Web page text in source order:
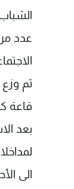
عدد
ثم
قاعة
بعد
الى